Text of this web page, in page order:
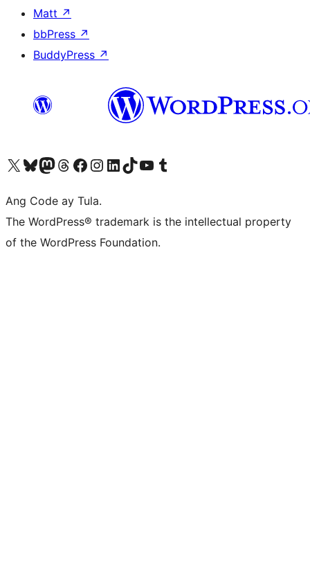
Matt ↗
bbPress ↗
BuddyPress ↗
Visit our X (formerly Twitter) account
Bisitahin ang aming Bluesky account
Visit our Mastodon account
Bisitahin ang aming Threads account
Visit our Facebook page
Visit our Instagram account
Visit our LinkedIn account
Bisitahin ang aming TikTok account
Visit our YouTube channel
Bisitahin ang aming Tumblr account
Ang Code ay Tula.
The WordPress® trademark is the intellectual property
of the WordPress Foundation.